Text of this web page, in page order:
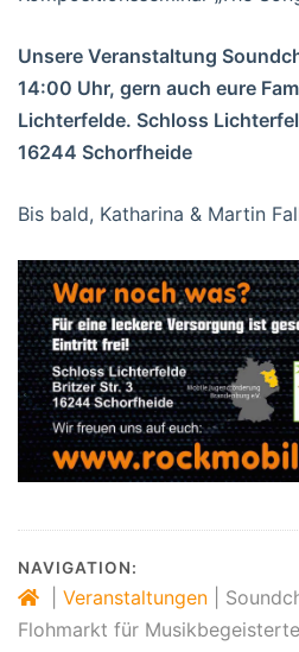
Unsere Veranstaltung
14:00 Uhr, gern auch eure
Lichterfelde. Schloss
16244 Schorfheide
Bis bald, Katharina & Martin
NAVIGATION:
Veranstaltungen
Flohmarkt für